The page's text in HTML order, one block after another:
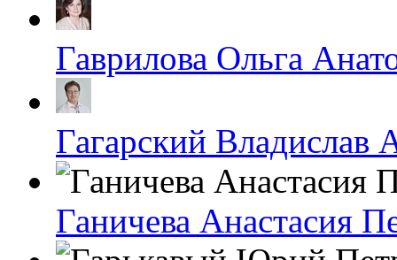
Гаврилова Ольга
Гагарский Владислав
Ганичева Анастасия